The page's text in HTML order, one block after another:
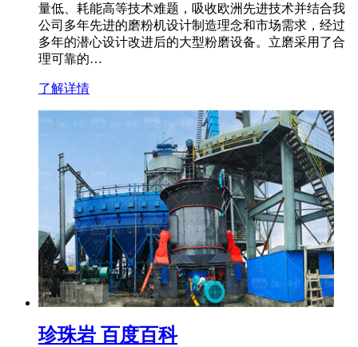
量低、耗能高等技术难题，吸收欧洲先进技术并结合我
公司多年先进的磨粉机设计制造理念和市场需求，经过
多年的潜心设计改进后的大型粉磨设备。立磨采用了合
理可靠的…
了解详情
珍珠岩 百度百科